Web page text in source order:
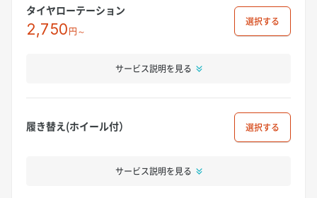
タイヤローテーション
2,750円～
選択
サービス説明を見る
履き替え(ホイール付） 選択
サービス説明を見る